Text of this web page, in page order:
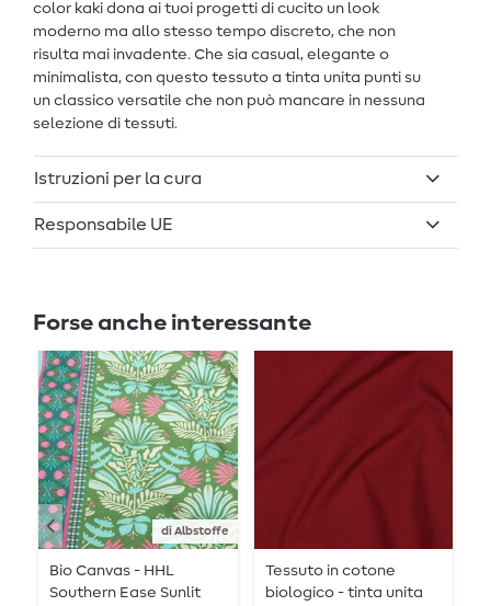
color kaki dona ai tuoi progetti di cucito un look
moderno ma allo stesso tempo discreto, che non
risulta mai invadente. Che sia casual, elegante o
minimalista, con questo tessuto a tinta unita punti su
un classico versatile che non può mancare in nessuna
selezione di tessuti.
Istruzioni per la cura
Responsabile UE
Forse anche interessante
di Albstoffe
Bio Canvas - HHL
Southern Ease Sunlit
Tessuto in cotone
biologico - tinta unita